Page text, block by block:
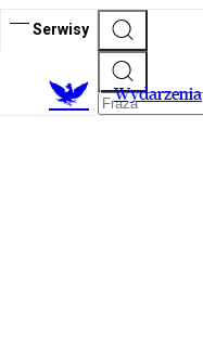
Serwisy
Wydarzenia